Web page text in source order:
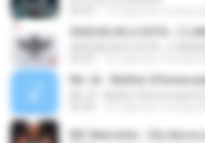
XAQUALHA A XOTA ♪ [
Mc Jk - Mulher
MC Marcinho - Ela